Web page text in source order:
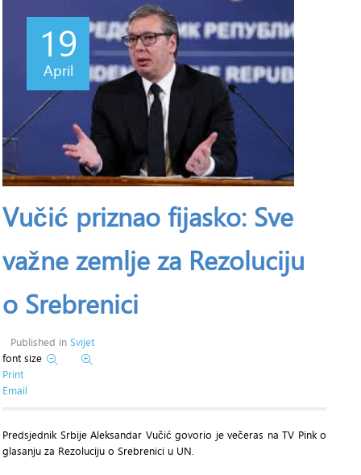
19
April
Vučić priznao fijasko: Sve
važne zemlje za Rezoluciju
o Srebrenici
Published in Svijet
font size
Print
Email
Predsjednik Srbije Aleksandar Vučić govorio je večeras na TV Pink o
glasanju za Rezoluciju o Srebrenici u UN.